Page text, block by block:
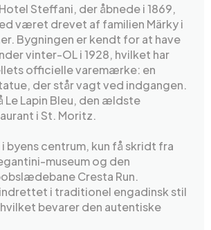
Steffani, der åbnede i 1869,
været drevet af familien Märky i
Bygningen er kendt for at have
vinter-OL i 1928, hvilket har
officielle varemærke: en
der står vagt ved indgangen.
Le Lapin Bleu, den ældste
i St. Moritz.
byens centrum, kun få skridt fra
museum og den
Cresta Run.
i traditionel engadinsk stil
bevarer den autentiske